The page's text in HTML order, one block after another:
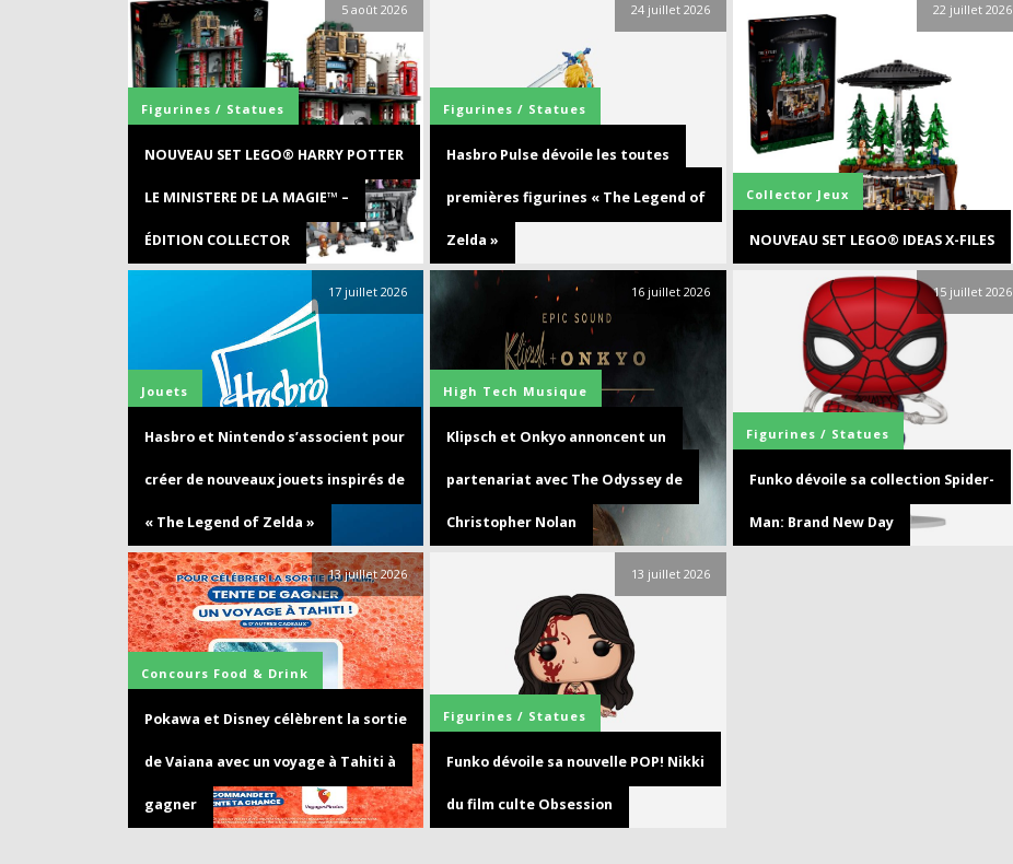
5 août 2026
Figurines / Statues
NOUVEAU SET LEGO® HARRY POTTER
LE MINISTERE DE LA MAGIE™ –
ÉDITION COLLECTOR
24 juillet 2026
Figurines / Statues
Hasbro Pulse dévoile les toutes
premières figurines « The Legend of
Zelda »
22 juillet 2026
Collector Jeux
NOUVEAU SET LEGO® IDEAS X-FILES
17 juillet 2026
Jouets
Hasbro et Nintendo s’associent pour
créer de nouveaux jouets inspirés de
« The Legend of Zelda »
16 juillet 2026
High Tech Musique
Klipsch et Onkyo annoncent un
partenariat avec The Odyssey de
Christopher Nolan
15 juillet 2026
Figurines / Statues
Funko dévoile sa collection Spider-
Man: Brand New Day
13 juillet 2026
Concours Food & Drink
Pokawa et Disney célèbrent la sortie
de Vaiana avec un voyage à Tahiti à
gagner
13 juillet 2026
Figurines / Statues
Funko dévoile sa nouvelle POP! Nikki
du film culte Obsession